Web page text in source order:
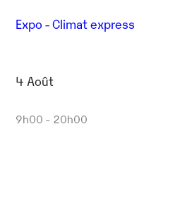
Expo - Climat express
4 Août
9h00 - 20h00